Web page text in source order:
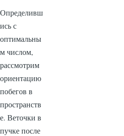
Определивш
ись с
оптимальны
м числом,
рассмотрим
ориентацию
побегов в
пространств
е. Веточки в
пучке после